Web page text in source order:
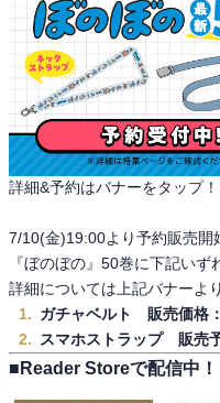
詳細&予約はバナーをタップ！
7/10(金)19:00より予約販売開
『ぼのぼの』50巻に下記いず
詳細については上記バナーよ
ガチャベルト 販売価格
スマホストラップ 販売
■Reader Storeで配信中